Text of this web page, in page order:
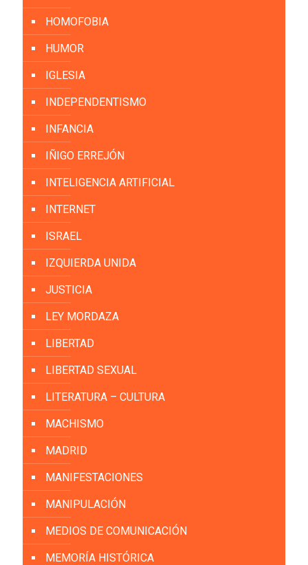
HOMOFOBIA
HUMOR
IGLESIA
INDEPENDENTISMO
INFANCIA
IÑIGO ERREJÓN
INTELIGENCIA ARTIFICIAL
INTERNET
ISRAEL
IZQUIERDA UNIDA
JUSTICIA
LEY MORDAZA
LIBERTAD
LIBERTAD SEXUAL
LITERATURA – CULTURA
MACHISMO
MADRID
MANIFESTACIONES
MANIPULACIÓN
MEDIOS DE COMUNICACIÓN
MEMORÍA HISTÓRICA